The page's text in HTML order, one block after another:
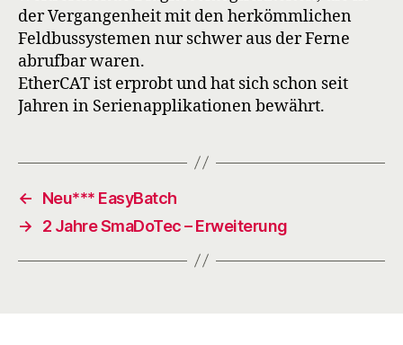
der Vergangenheit mit den herkömmlichen
Feldbussystemen nur schwer aus der Ferne
abrufbar waren.
EtherCAT ist erprobt und hat sich schon seit
Jahren in Serienapplikationen bewährt.
←
Neu*** EasyBatch
→
2 Jahre SmaDoTec – Erweiterung